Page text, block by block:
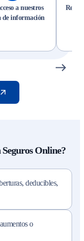
a nuestros
de información
Seguros Online?
deducibles,
o